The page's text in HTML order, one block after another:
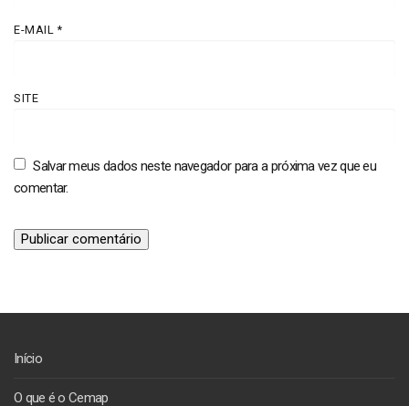
E-MAIL*
SITE
Salvar meus dados neste navegador para a próxima vez que eu
comentar.
Início
O que é o Cemap